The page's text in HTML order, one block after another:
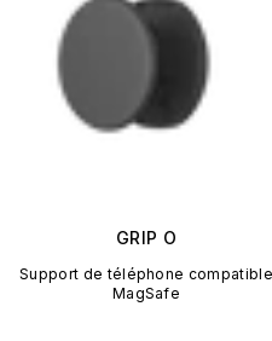
GRIP O
Support de téléphone compatible
MagSafe